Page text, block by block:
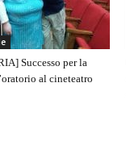
Successo per la
al cineteatro